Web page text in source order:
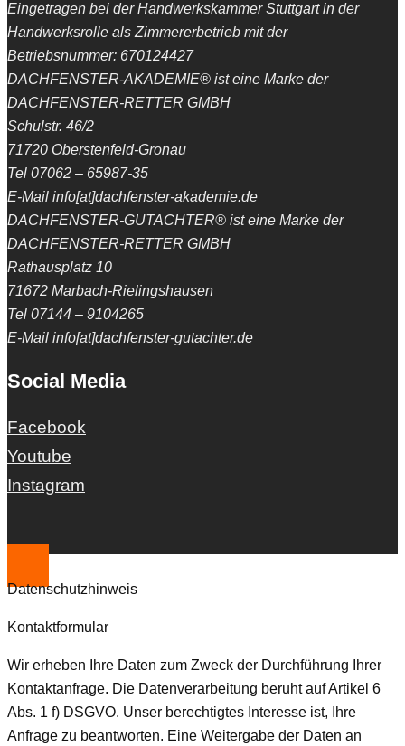
Eingetragen bei der Handwerkskammer Stuttgart in der
Handwerksrolle als Zimmererbetrieb mit der
Betriebsnummer: 670124427
DACHFENSTER-AKADEMIE® ist eine Marke der
DACHFENSTER-RETTER GMBH
Schulstr. 46/2
71720 Oberstenfeld-Gronau
Tel 07062 – 65987-35
E-Mail info[at]dachfenster-akademie.de
DACHFENSTER-GUTACHTER® ist eine Marke der
DACHFENSTER-RETTER GMBH
Rathausplatz 10
71672 Marbach-Rielingshausen
Tel 07144 – 9104265
E-Mail info[at]dachfenster-gutachter.de
Social Media
Facebook
Youtube
Instagram
Datenschutzhinweis
Kontaktformular
Wir erheben Ihre Daten zum Zweck der Durchführung Ihrer
Kontaktanfrage. Die Datenverarbeitung beruht auf Artikel 6
Abs. 1 f) DSGVO. Unser berechtigtes Interesse ist, Ihre
Anfrage zu beantworten. Eine Weitergabe der Daten an